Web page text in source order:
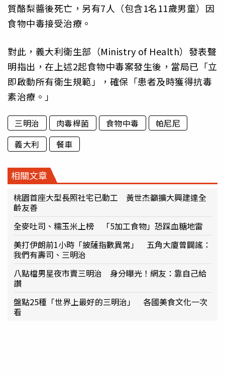
質酪梨醬後死亡，另有7人（包含1名11歲男童）因
食物中毒接受治療。
對此，義大利衛生部（Ministry of Health）發表聲
明指出，在上述2起食物中毒案發生後，當局已「立
即啟動所有衛生規範」，確保「患者及時獲得抗毒
素治療。」
三明治 肉毒桿菌 食物中毒
帕尼尼
義大利
餐車
相關文章
桃園首座大型長照社宅已動工 黃世杰籲擴大興建達全
齡友善
全麥吐司、糯玉米上榜 「5加工食物」恐踩血糖地雷
美打伊朗前1小時「披薩指數異常」 五角大廈曾闢謠：
我們有壽司、三明治
八點檔男星夜市賣三明治 身分曝光！網友：靠自己給
讚
盤點25種「世界上最好的三明治」 各國美食文化一次
看